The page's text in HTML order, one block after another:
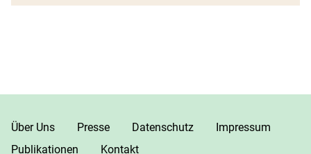
Über Uns Presse Datenschutz
Impressum
Publikationen
Kontakt